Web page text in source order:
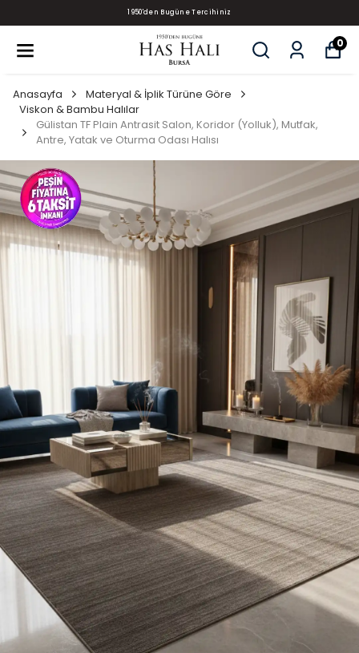
1950'den Bugüne Tercihiniz
0
Anasayfa
Materyal & İplik Türüne Göre
Viskon & Bambu Halılar
Gülistan TF Plain Antrasit Salon, Koridor (Yolluk), Mutfak,
Antre, Yatak ve Oturma Odası Halısı